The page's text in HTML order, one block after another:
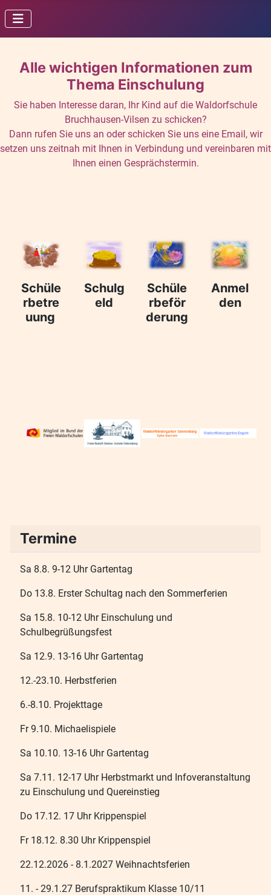
Alle wichtigen Informationen zum
Thema Einschulung
Sie haben Interesse daran, Ihr Kind auf die Waldorfschule
Bruchhausen-Vilsen zu schicken?
Dann rufen Sie uns an oder schicken Sie uns eine Email, wir
setzen uns zeitnah mit Ihnen in Verbindung und vereinbaren mit
Ihnen einen Gesprächstermin.
Schüle
rbetre
uung
Schulg
eld
Schüle
rbeför
derung
Anmel
den
Termine
Sa 8.8. 9-12 Uhr Gartentag
Do 13.8. Erster Schultag nach den Sommerferien
Sa 15.8. 10-12 Uhr Einschulung und
Schulbegrüßungsfest
Sa 12.9. 13-16 Uhr Gartentag
12.-23.10. Herbstferien
6.-8.10. Projekttage
Fr 9.10. Michaelispiele
Sa 10.10. 13-16 Uhr Gartentag
Sa 7.11. 12-17 Uhr Herbstmarkt und Infoveranstaltung
zu Einschulung und Quereinstieg
Do 17.12. 17 Uhr Krippenspiel
Fr 18.12. 8.30 Uhr Krippenspiel
22.12.2026 - 8.1.2027 Weihnachtsferien
11. - 29.1.27 Berufspraktikum Klasse 10/11